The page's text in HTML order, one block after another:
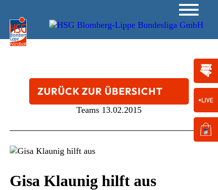
ZURÜCK ZUR ÜBERSICHT
Teams 13.02.2015
Gisa Klaunig hilft aus